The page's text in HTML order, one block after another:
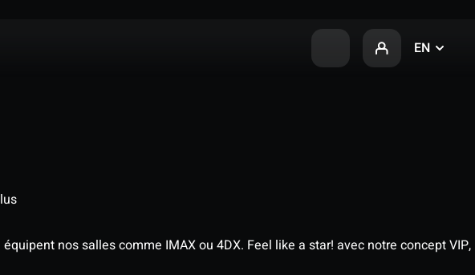
EN
nos salles comme IMAX ou 4DX. Feel like a star! avec notre concept VIP,